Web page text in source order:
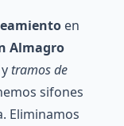
en
Almagro
y tramos de
sifones
Eliminamos